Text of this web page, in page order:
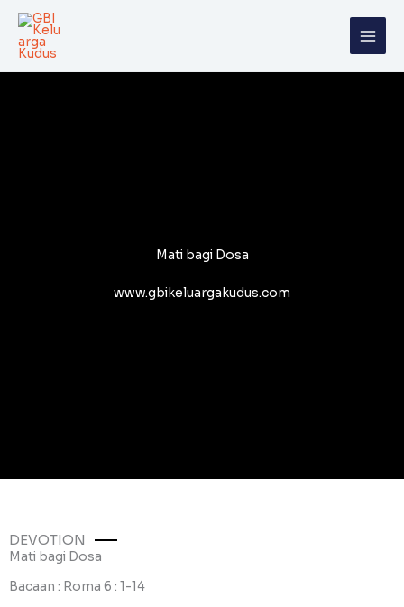
Skip
content
Mati bagi Dosa
www.gbikeluargakudus.com
DEVOTION
Mati bagi Dosa
Bacaan : Roma 6 : 1-14